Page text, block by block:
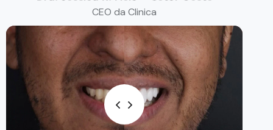
CEO da Clinica